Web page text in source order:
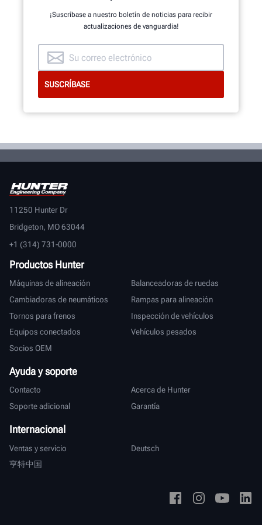
ECHE UN VISTAZO AL INTERIOR
¡Suscríbase a nuestro boletín de noticias para recibir
actualizaciones de vanguardia!
11250 Hunter Dr
Bridgeton, MO 63044
+1 (314) 731-0000
Productos Hunter
Máquinas de alineación
Balanceadoras de ruedas
Cambiadoras de neumáticos
Rampas para alineación
Tornos para frenos
Inspección de vehículos
Equipos conectados
Vehículos pesados
Socios OEM
Ayuda y soporte
Contacto
Acerca de Hunter
Soporte adicional
Garantía
Internacional
Ventas y servicio
Deutsch
亨特中国